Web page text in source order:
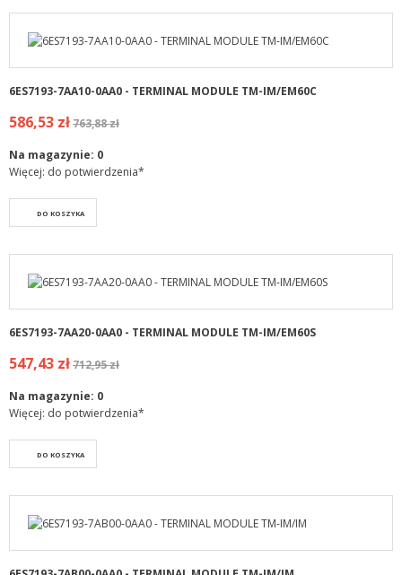
6ES7193-7AA10-0AA0 - TERMINAL MODULE TM-IM/EM60C
586,53 zł763,88 zł
Na magazynie: 0
Więcej: do potwierdzenia*
DO KOSZYKA
6ES7193-7AA20-0AA0 - TERMINAL MODULE TM-IM/EM60S
547,43 zł712,95 zł
Na magazynie: 0
Więcej: do potwierdzenia*
DO KOSZYKA